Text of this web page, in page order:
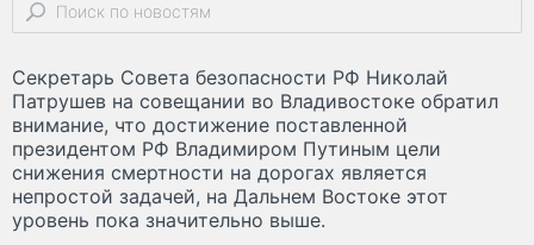
Секретарь Совета безопасности РФ Николай
Патрушев на совещании во Владивостоке обратил
внимание, что достижение поставленной
президентом РФ Владимиром Путиным цели
снижения смертности на дорогах является
непростой задачей, на Дальнем Востоке этот
уровень пока значительно выше.